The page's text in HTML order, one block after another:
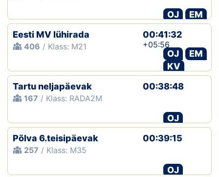
OJ
EM
Eesti MV lühirada
406 / Klass: M21
00:41:32
+05:56
OJ
EM
KV
Tartu neljapäevak
167 / Klass: RADA2M
00:38:48
OJ
Põlva 6.teisipäevak
257 / Klass: M35
00:39:15
OJ